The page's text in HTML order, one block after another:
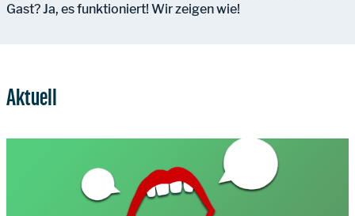
Gast? Ja, es funktioniert! Wir zeigen wie!
Aktuell